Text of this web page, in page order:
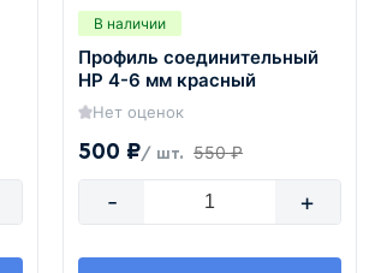
В наличии
Профиль соединительный
HP 4-6 мм красный
Нет оценок
500 ₽/ шт. 550 ₽
- +